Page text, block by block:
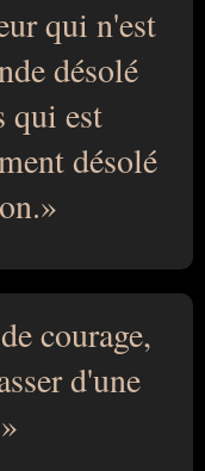
qui n'est
désolé
qui est
désolé
courage,
d'une